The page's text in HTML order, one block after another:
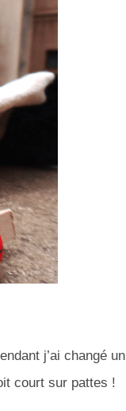
j’ai changé un
court sur pattes !